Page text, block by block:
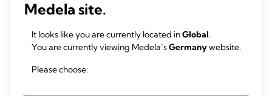
Medela site.
It looks like you are currently located inGlobal.
You are currently viewing Medela’sGermanywebsite.
Please choose: